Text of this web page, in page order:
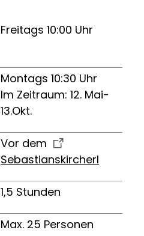
Freitags 10:00 Uhr
Montags 10:30 Uhr
Im Zeitraum: 12. Mai-
13.Okt.
Vor dem
Sebastianskircherl
1,5 Stunden
Max. 25 Personen